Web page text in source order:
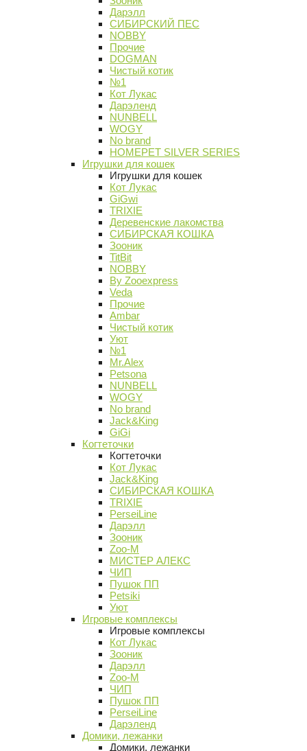
Дарэлл
СИБИРСКИЙ ПЕС
NOBBY
Прочие
DOGMAN
Чистый котик
№1
Кот Лукас
Дарэленд
NUNBELL
WOGY
No brand
HOMEPET SILVER SERIES
Игрушки для кошек
Игрушки для кошек
Кот Лукас
GiGwi
TRIXIE
Деревенские лакомства
СИБИРСКАЯ КОШКА
Зооник
TitBit
NOBBY
By Zooexpress
Veda
Прочие
Ambar
Чистый котик
Уют
№1
Mr.Alex
Petsona
NUNBELL
WOGY
No brand
Jack&King
GiGi
Когтеточки
Когтеточки
Кот Лукас
Jack&King
СИБИРСКАЯ КОШКА
TRIXIE
PerseiLine
Дарэлл
Зооник
Zoo-M
МИСТЕР АЛЕКС
ЧИП
Пушок ПП
Petsiki
Уют
Игровые комплексы
Игровые комплексы
Кот Лукас
Зооник
Дарэлл
Zoo-M
ЧИП
Пушок ПП
PerseiLine
Дарэленд
Домики, лежанки
Домики, лежанки